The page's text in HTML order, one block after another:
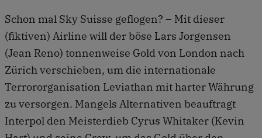
Schon mal Sky Suisse geflogen? – Mit dieser
(fiktiven) Airline will der böse Lars Jorgensen
(Jean Reno) tonnenweise Gold von London nach
Zürich verschieben, um die internationale
Terrororganisation Leviathan mit harter Währung
zu versorgen. Mangels Alternativen beauftragt
Interpol den Meisterdieb Cyrus Whitaker (Kevin